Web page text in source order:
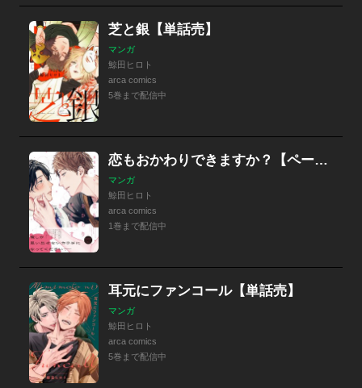
芝と銀【単話売】
マンガ
鯨田ヒロト
arca comics
5巻まで配信中
恋もおかわりできますか？【ペーパー付】【電子限定ペーパー付】
マンガ
鯨田ヒロト
arca comics
1巻まで配信中
耳元にファンコール【単話売】
マンガ
鯨田ヒロト
arca comics
5巻まで配信中